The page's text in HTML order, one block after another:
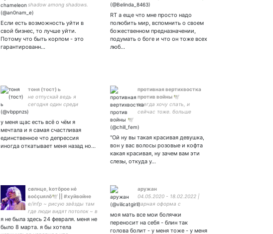
shadow among shadows.
P.S. It's my political tvi. I'm
Если есть возможность уйти в
свой бизнес, то лучше уйти.
Потому что быть корпом - это
гарантированн…
RT а еще что мне просто надо
полюбить мир, вспомнить о своем
божественном предназначении,
подумать о боге и что он тоже всех
люб…
тоня (тост) ь
не отпускай ведь я
сегодня один среди
громких слов и пустых
витрин вдыхая опять
умереть молодым ☮️
у меня щас есть всё о чём я
мечтала и я самая счастливая
единственное что депрессия
иногда откатывает меня назад но…
противная вертихвостка
против войны 🕊️
всегда хочу спать, и
сейчас тоже. больше
и спокойствия
"Ой ну вы такая красивая девушка,
вон у вас волосы розовые и кофта
какая красивая, ну зачем вам эти
слезы, откуда у…
сøлнцe, koтõрoе нė
воċçuялŏ🕊️ || #хуйвойне
e/infp ~ рисую звёзды там
где люди видят потолок ~ в
левой руке сникерс в
правой руке марс мой
я не была здесь 24 февраля. меня не
было 8 марта. я бы хотела
аружан
04.05.2020 - 18.02.2022 |
парная оформа с
моя мать все мои болячки
переносит на себя - блин так
голова болит - у меня тоже - у меня